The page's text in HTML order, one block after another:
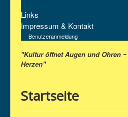
Links
Impressum & Kontakt
Benutzeranmeldung
"Kultur öffnet Augen und Ohren –
Herzen"
Startseite